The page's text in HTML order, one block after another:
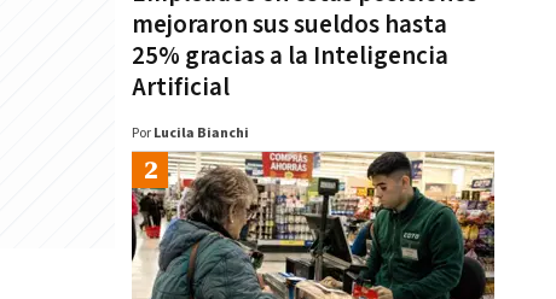
mejoraron sus sueldos hasta
25% gracias a la Inteligencia
Artificial
Por Lucila Bianchi